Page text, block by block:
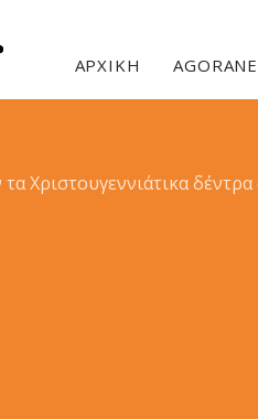
ΑΡΧΙΚΗ
Χριστουγεννιάτικα